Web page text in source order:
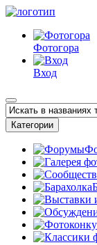
Фотогора
Вход
Категории